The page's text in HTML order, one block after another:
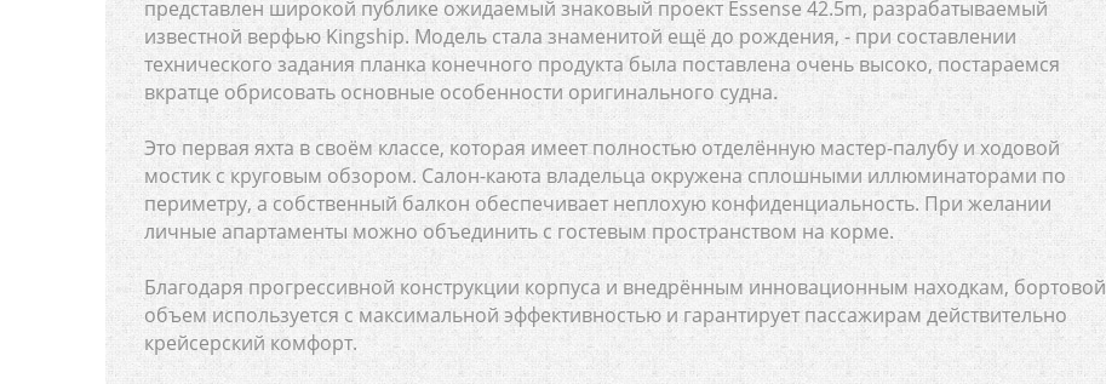
представлен широкой публике ожидаемый знаковый проект Essense 42.5m, разрабатываемый
известной верфью Kingship. Модель стала знаменитой ещё до рождения, - при составлении
технического задания планка конечного продукта была поставлена очень высоко, постараемся
вкратце обрисовать основные особенности оригинального судна.
Это первая яхта в своём классе, которая имеет полностью отделённую мастер-палубу и ходовой
мостик с круговым обзором. Салон-каюта владельца окружена сплошными иллюминаторами по
периметру, а собственный балкон обеспечивает неплохую конфиденциальность. При желании
личные апартаменты можно объединить с гостевым пространством на корме.
Благодаря прогрессивной конструкции корпуса и внедрённым инновационным находкам, бортовой
объем используется с максимальной эффективностью и гарантирует пассажирам действительно
крейсерский комфорт.